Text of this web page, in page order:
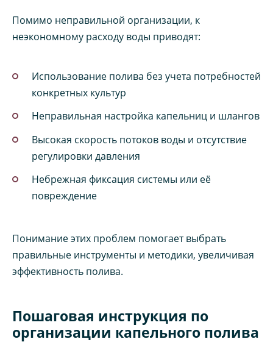
Помимо неправильной организации, к
неэкономному расходу воды приводят:
Использование полива без учета потребностей
конкретных культур
Неправильная настройка капельниц и шлангов
Высокая скорость потоков воды и отсутствие
регулировки давления
Небрежная фиксация системы или её
повреждение
Понимание этих проблем помогает выбрать
правильные инструменты и методики, увеличивая
эффективность полива.
Пошаговая инструкция по
организации капельного полива